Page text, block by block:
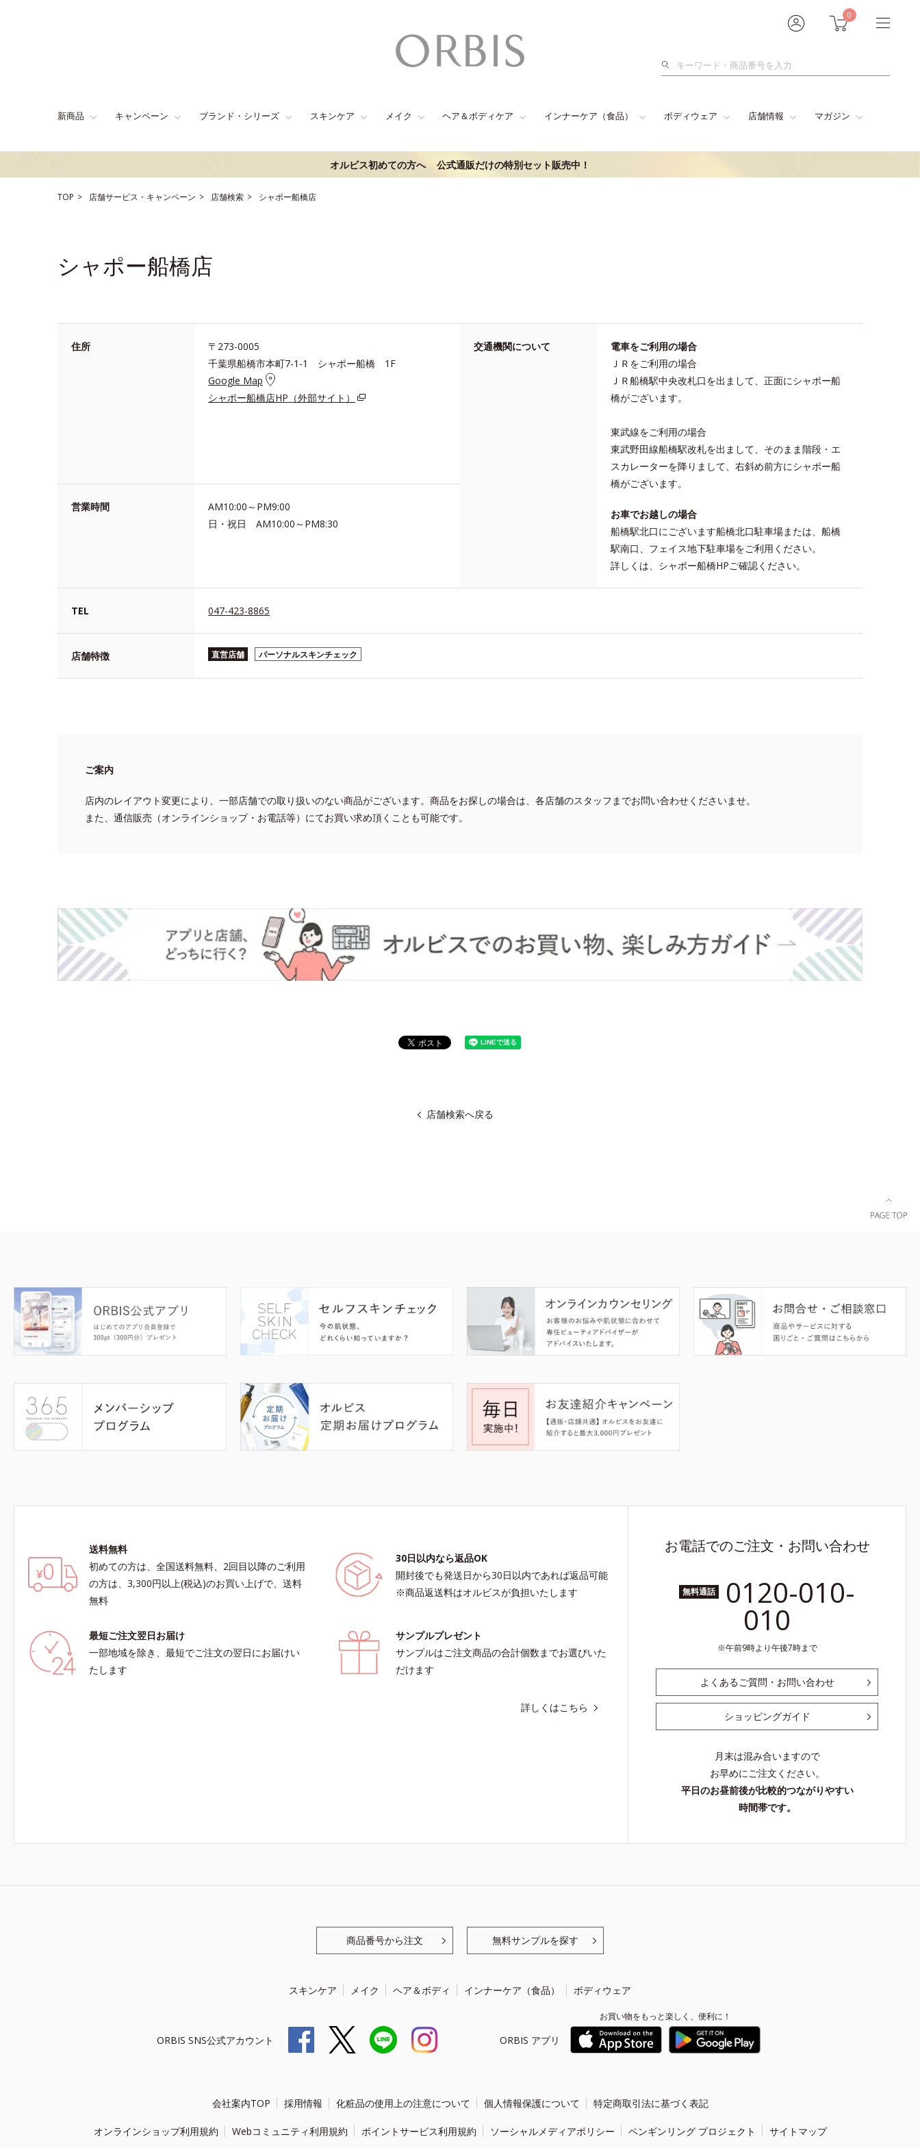
0
検
新商品 キャンペーン ブランド・シリーズ スキンケア メイク ヘア＆ボディケア インナーケア（食品） ボディウェア 店舗情報 マガジン
オルビス初めての方へ 公式通販だけの特別セット販売中！
TOP 店舗サービス・キャンペーン 店舗検索 シャポー船橋店
シャポー船橋店
住所
〒273-0005
千葉県船橋市本町7-1-1 シャポー船橋 1F
Google Map
シャポー船橋店HP（外部サイト）
交通機関について
電車をご利用の場合
ＪＲをご利用の場合
ＪＲ船橋駅中央改札口を出まして、正面にシャポー船
橋がございます。
東武線をご利用の場合
東武野田線船橋駅改札を出まして、そのまま階段・エ
スカレーターを降りまして、右斜め前方にシャポー船
橋がございます。
お車でお越しの場合
船橋駅北口にございます船橋北口駐車場または、船橋
駅南口、フェイス地下駐車場をご利用ください。
詳しくは、シャポー船橋HPご確認ください。
営業時間
AM10:00～PM9:00
日・祝日 AM10:00～PM8:30
TEL 047-423-8865
店舗特徴 直営店舗 パーソナルスキンチェック
ご案内
店内のレイアウト変更により、一部店舗での取り扱いのない商品がございます。商品をお探しの場合は、各店舗のスタッフまでお問い合わせくださいませ。
また、通信販売（オンラインショップ・お電話等）にてお買い求め頂くことも可能です。
店舗検索へ戻る
送料無料
初めての方は、全国送料無料、2回目以降のご利用
の方は、3,300円以上(税込)のお買い上げで、送料
無料
30日以内なら返品OK
開封後でも発送日から30日以内であれば返品可能
※商品返送料はオルビスが負担いたします
最短ご注文翌日お届け
一部地域を除き、最短でご注文の翌日にお届けい
たします
サンプルプレゼント
サンプルはご注文商品の合計個数までお選びいた
だけます
詳しくはこちら
お電話でのご注文・お問い合わせ
無料通話 0120-010-
010
午前9時より午後7時まで
よくあるご質問・お問い合わせ
ショッピングガイド
月末は混み合いますので
お早めにご注文ください。
平日のお昼前後が比較的つながりやすい
時間帯です。
商品番号から注文 無料サンプルを探す
スキンケア メイク ヘア＆ボディ インナーケア（食品） ボディウェア
ORBIS SNS公式アカウント ORBIS アプリ
お買い物をもっと楽しく、便利に！
会社案内TOP 採用情報 化粧品の使用上の注意について 個人情報保護について 特定商取引法に基づく表記
オンラインショップ利用規約 Webコミュニティ利用規約 ポイントサービス利用規約 ソーシャルメディアポリシー ペンギンリング プロジェクト サイトマップ